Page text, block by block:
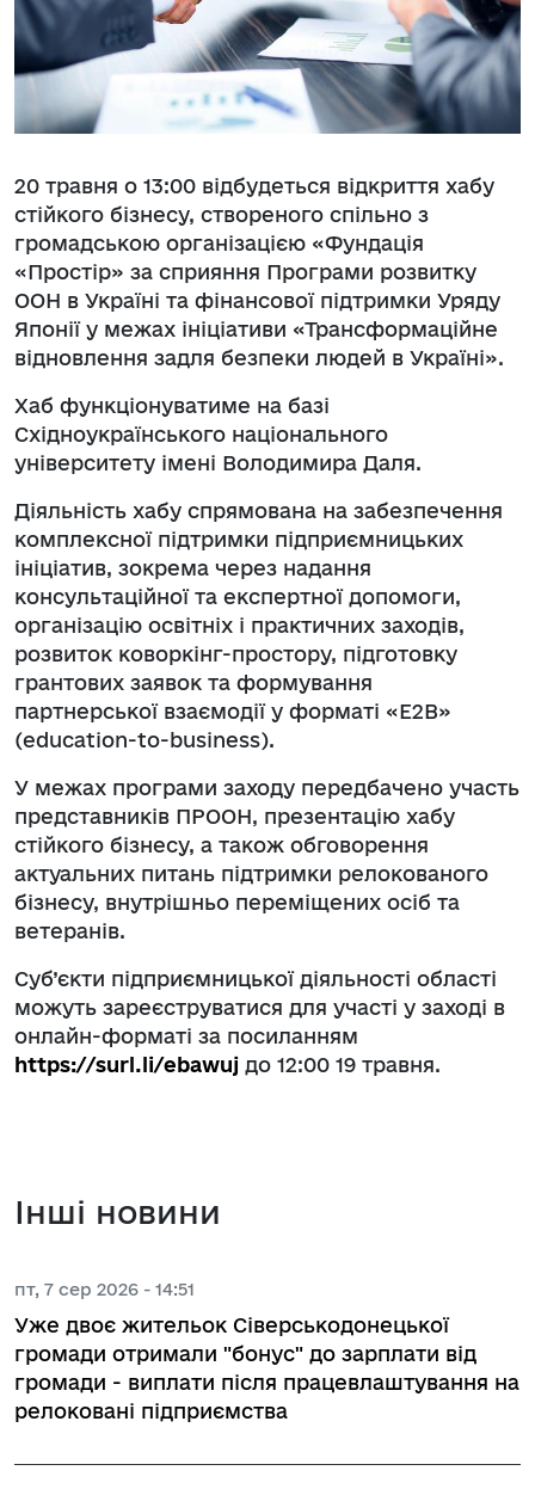
20 травня о 13:00 відбудеться відкриття хабу
стійкого бізнесу, створеного спільно з
громадською організацією «Фундація
«Простір» за сприяння Програми розвитку
ООН в Україні та фінансової підтримки Уряду
Японії у межах ініціативи «Трансформаційне
відновлення задля безпеки людей в Україні».
Хаб функціонуватиме на базі
Східноукраїнського національного
університету імені Володимира Даля.
Діяльність хабу спрямована на забезпечення
комплексної підтримки підприємницьких
ініціатив, зокрема через надання
консультаційної та експертної допомоги,
організацію освітніх і практичних заходів,
розвиток коворкінг-простору, підготовку
грантових заявок та формування
партнерської взаємодії у форматі «Е2В»
(education-to-business).
У межах програми заходу передбачено участь
представників ПРООН, презентацію хабу
стійкого бізнесу, а також обговорення
актуальних питань підтримки релокованого
бізнесу, внутрішньо переміщених осіб та
ветеранів.
Суб’єкти підприємницької діяльності області
можуть зареєструватися для участі у заході в
онлайн-форматі за посиланням
https://surl.li/ebawuj до 12:00 19 травня.
Інші новини
пт, 7 сер 2026 - 14:51
Уже двоє жительок Сіверськодонецької
громади отримали "бонус" до зарплати від
громади - виплати після працевлаштування на
релоковані підприємства